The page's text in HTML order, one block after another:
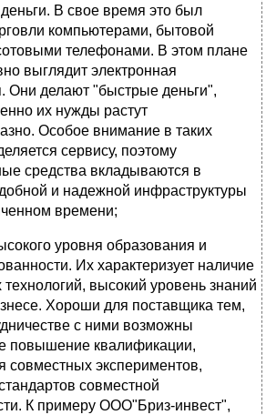
В свое время это был
компьютерами, бытовой
телефонами. В этом плане
выглядит электронная
Они делают "быстрые деньги",
их нужды растут
Особое внимание в таких
сервису, поэтому
средства вкладываются в
и надежной инфраструктуры
времени;
уровня образования и
Их характеризует наличие
высокий уровень знаний
Хороши для поставщика тем,
с ними возможны
повышение квалификации,
совместных экспериментов,
совместной
К примеру ООО"Бриз-инвест",